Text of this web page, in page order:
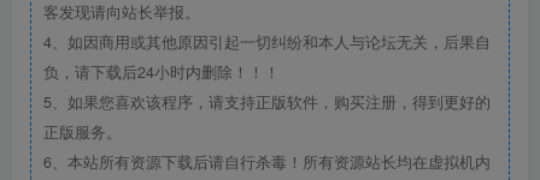
客发现请向站长举报。
4、如因商用或其他原因引起一切纠纷和本人与论坛无关，后果自
负，请下载后24小时内删除！！！
5、如果您喜欢该程序，请支持正版软件，购买注册，得到更好的
正版服务。
6、本站所有资源下载后请自行杀毒！所有资源站长均在虚拟机内